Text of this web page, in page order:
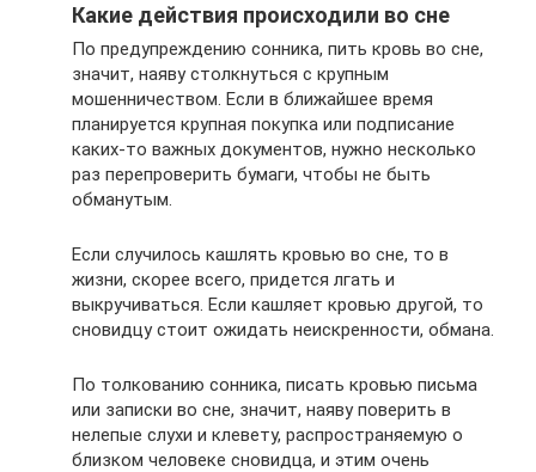
Какие действия происходили во сне
По предупреждению сонника, пить кровь во сне,
значит, наяву столкнуться с крупным
мошенничеством. Если в ближайшее время
планируется крупная покупка или подписание
каких-то важных документов, нужно несколько
раз перепроверить бумаги, чтобы не быть
обманутым.
Если случилось кашлять кровью во сне, то в
жизни, скорее всего, придется лгать и
выкручиваться. Если кашляет кровью другой, то
сновидцу стоит ожидать неискренности, обмана.
По толкованию сонника, писать кровью письма
или записки во сне, значит, наяву поверить в
нелепые слухи и клевету, распространяемую о
близком человеке сновидца, и этим очень